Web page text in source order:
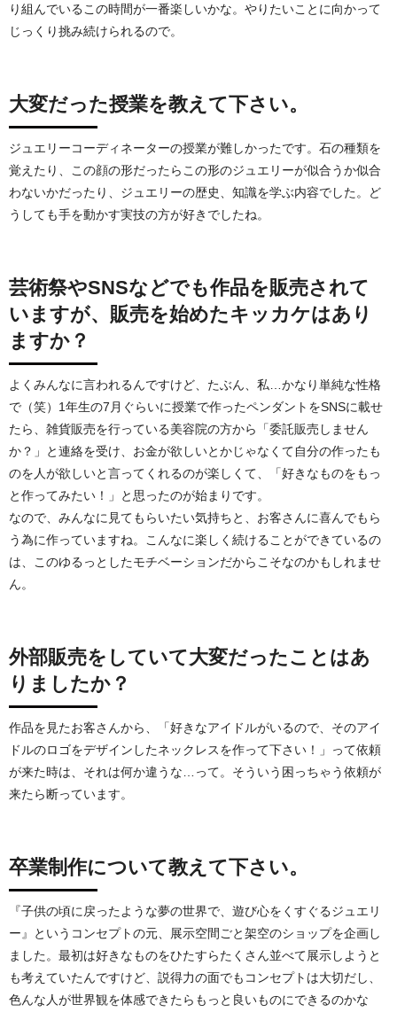
り組んでいるこの時間が一番楽しいかな。やりたいことに向かって
じっくり挑み続けられるので。
大変だった授業を教えて下さい。
ジュエリーコーディネーターの授業が難しかったです。石の種類を
覚えたり、この顔の形だったらこの形のジュエリーが似合うか似合
わないかだったり、ジュエリーの歴史、知識を学ぶ内容でした。ど
うしても手を動かす実技の方が好きでしたね。
芸術祭やSNSなどでも作品を販売されて
いますが、販売を始めたキッカケはあり
ますか？
よくみんなに言われるんですけど、たぶん、私…かなり単純な性格
で（笑）1年生の7月ぐらいに授業で作ったペンダントをSNSに載せ
たら、雑貨販売を行っている美容院の方から「委託販売しません
か？」と連絡を受け、お金が欲しいとかじゃなくて自分の作ったも
のを人が欲しいと言ってくれるのが楽しくて、「好きなものをもっ
と作ってみたい！」と思ったのが始まりです。
なので、みんなに見てもらいたい気持ちと、お客さんに喜んでもら
う為に作っていますね。こんなに楽しく続けることができているの
は、このゆるっとしたモチベーションだからこそなのかもしれませ
ん。
外部販売をしていて大変だったことはあ
りましたか？
作品を見たお客さんから、「好きなアイドルがいるので、そのアイ
ドルのロゴをデザインしたネックレスを作って下さい！」って依頼
が来た時は、それは何か違うな…って。そういう困っちゃう依頼が
来たら断っています。
卒業制作について教えて下さい。
『子供の頃に戻ったような夢の世界で、遊び心をくすぐるジュエリ
ー』というコンセプトの元、展示空間ごと架空のショップを企画し
ました。最初は好きなものをひたすらたくさん並べて展示しようと
も考えていたんですけど、説得力の面でもコンセプトは大切だし、
色んな人が世界観を体感できたらもっと良いものにできるのかな